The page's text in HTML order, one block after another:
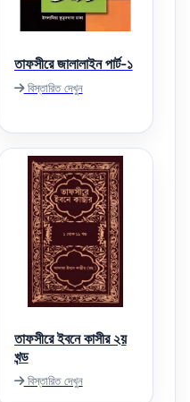
তাফসীরে জালালাইন পার্ট-১
বিস্তারিত দেখুন
তাফসীরে ইবনে কাসীর ২য়
খন্ড
বিস্তারিত দেখুন